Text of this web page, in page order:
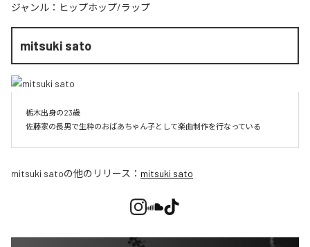
ジャンル： ヒップホップ/ラップ
mitsuki sato
栃木出身の23歳
佐藤家の長男で生粋のおばあちゃん子として楽曲制作を行なっている
mitsuki satoの他のリリース： mitsuki sato